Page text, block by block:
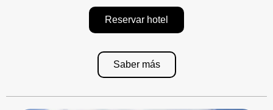
Reservar hotel
Saber más